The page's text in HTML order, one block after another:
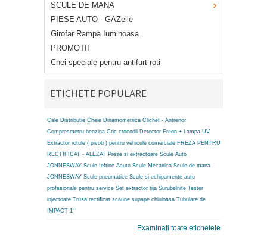
SCULE DE MANA
PIESE AUTO - GAZelle
Girofar Rampa Iuminoasa
PROMOTII
Chei speciale pentru antifurt roti
ETICHETE POPULARE
Cale Distributie Cheie Dinamometrica Clichet - Antrenor
Compresmetru benzina Cric crocodil Detector Freon + Lampa UV
Extractor rotule ( pivoti ) pentru vehicule comerciale FREZA PENTRU
RECTIFICAT - ALEZAT Prese si extractoare Scule Auto
JONNESWAY Scule Ieftine Aauto Scule Mecanica Scule de mana
JONNESWAY Scule pneumatice Scule si echipamente auto
profesionale pentru service Set extractor tija Surubelnite Tester
injectoare Trusa rectificat scaune supape chiuloasa Tubulare de
IMPACT 1"
Examinaţi toate etichetele